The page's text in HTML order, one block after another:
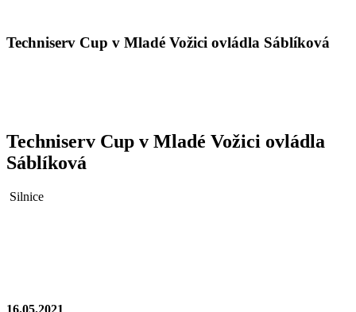
Techniserv Cup v Mladé Vožici ovládla Sáblíková
Techniserv Cup v Mladé Vožici ovládla
Sáblíková
Silnice